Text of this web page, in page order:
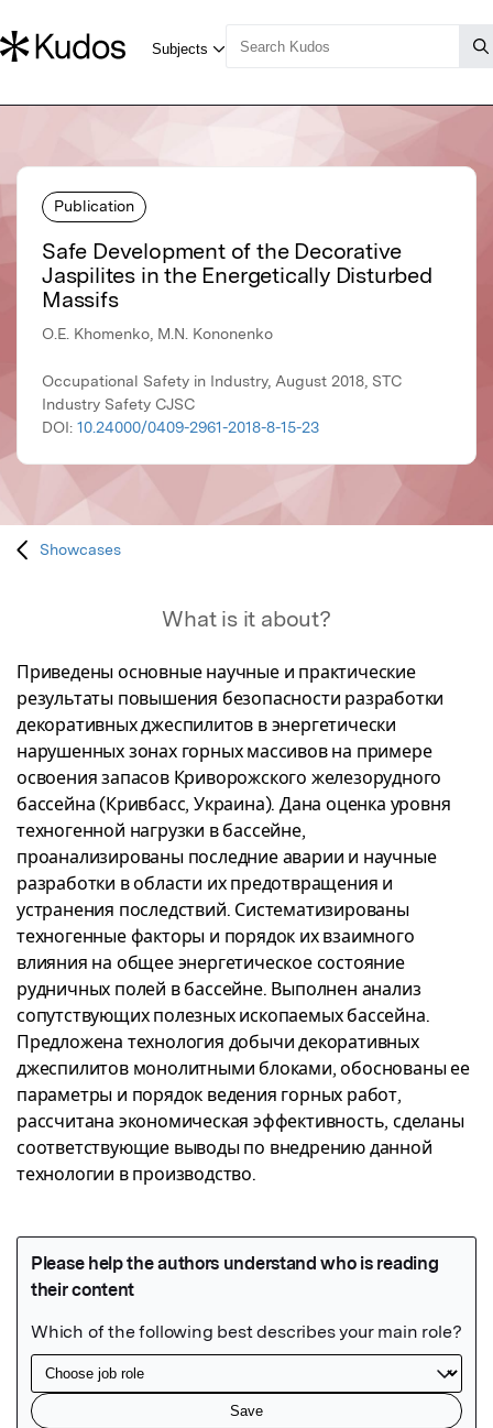
Publication
Safe Development of the Decorative
Jaspilites in the Energetically Disturbed
Massifs
O.E. Khomenko, M.N. Kononenko
Occupational Safety in Industry, August 2018, STC
Industry Safety CJSC
DOI: 10.24000/0409-2961-2018-8-15-23
Showcases
What is it about?
Приведены основные научные и практические
результаты повышения безопасности разработки
декоративных джеспилитов в энергетически
нарушенных зонах горных массивов на примере
освоения запасов Криворожского железорудного
бассейна (Кривбасс, Украина). Дана оценка уровня
техногенной нагрузки в бассейне,
проанализированы последние аварии и научные
разработки в области их предотвращения и
устранения последствий. Систематизированы
техногенные факторы и порядок их взаимного
влияния на общее энергетическое состояние
рудничных полей в бассейне. Выполнен анализ
сопутствующих полезных ископаемых бассейна.
Предложена технология добычи декоративных
джеспилитов монолитными блоками, обоснованы ее
параметры и порядок ведения горных работ,
рассчитана экономическая эффективность, сделаны
соответствующие выводы по внедрению данной
технологии в производство.